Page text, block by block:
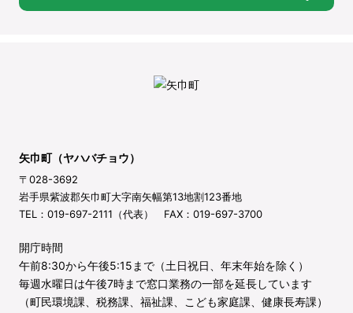
矢巾町（ヤハバチョウ）
〒028-3692
岩手県紫波郡矢巾町大字南矢幅第13地割123番地
TEL：019-697-2111（代表） FAX：019-697-3700
開庁時間
午前8:30から午後5:15まで（土日祝日、年末年始を除く）
毎週水曜日は午後7時まで窓口業務の一部を延長しています
（町民環境課、税務課、福祉課、こども家庭課、健康長寿課）